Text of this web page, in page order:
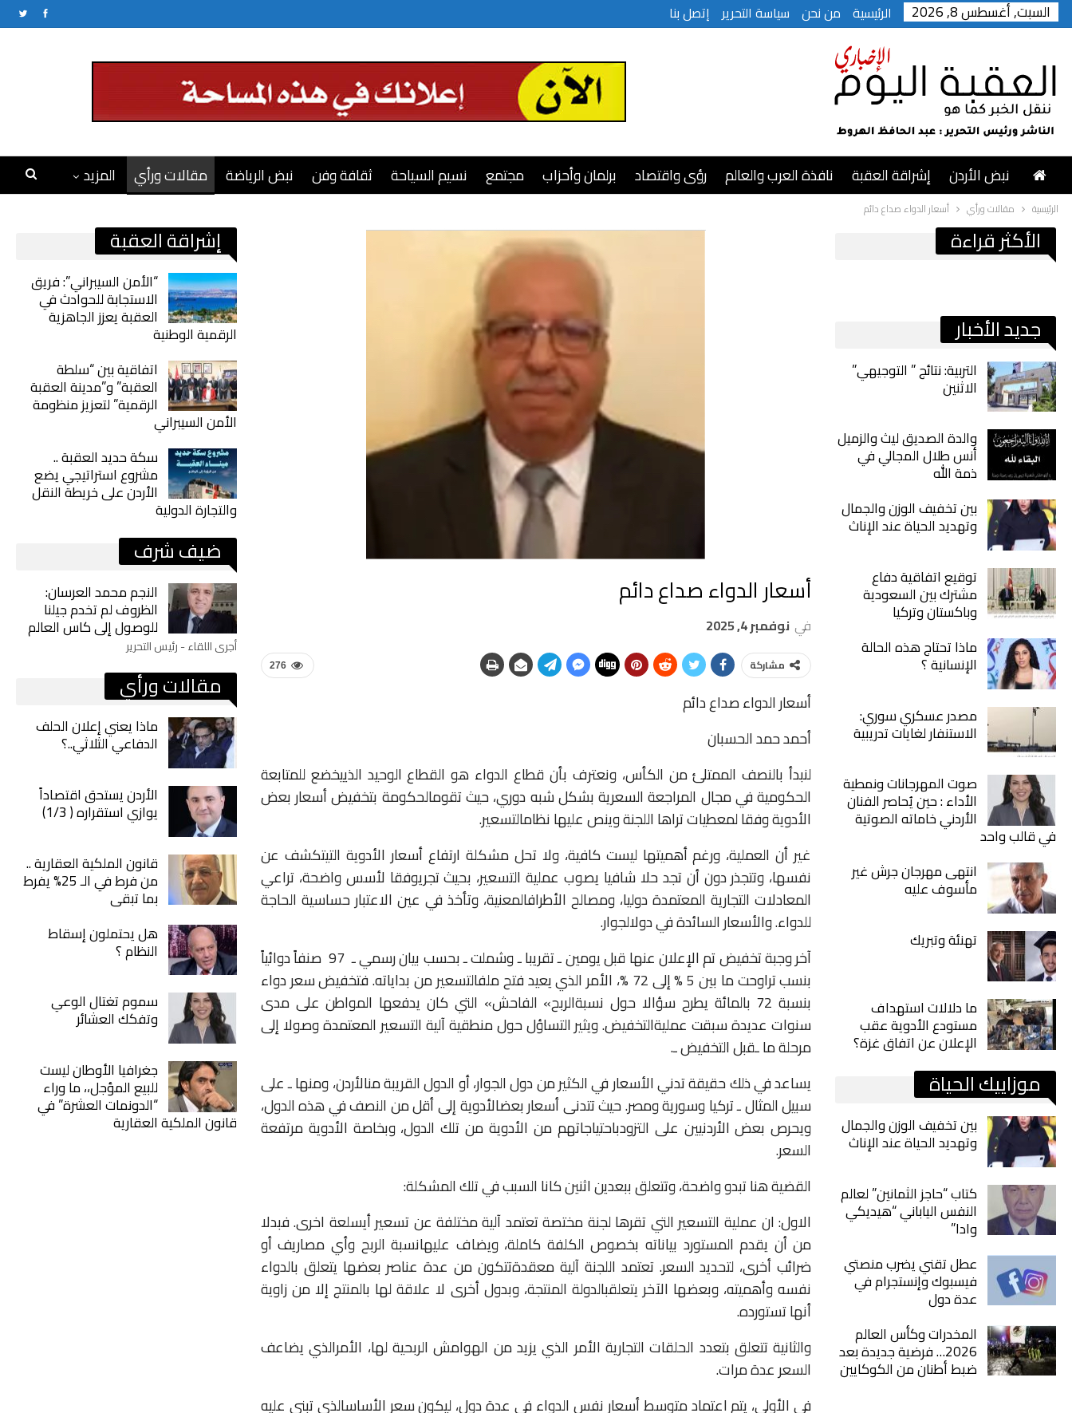
السبت, أغسطس 8, 2026 الرئيسية من نحن سياسة التحرير إتصل بنا
نبض الأردن إشراقة العقبة نافذة العرب والعالم رؤى واقتصاد برلمان وأحزاب مجتمع نسيم السياحة ثقافة وفن نبض الرياضة مقالات ورأي المزيد
الرئيسية مقالات ورأي أسعار الدواء صداع دائم
أسعار الدواء صداع دائم
في نوفمبر 4, 2025
276 مشاركة
أسعارالدواءصداعدائم
أحمدحمدالحسبان
لنبدأ بالنصف الممتلئ من الكأس، ونعترف بأن قطاع الدواء هو القطاع الوحيد الذييخضع للمتابعة
الحكوميةفيمجال المراجعةالسعريةبشكلشبهدوري،حيثتقومالحكومة بتخفيضأسعاربعض
الأدويةوفقالمعطياتتراهااللجنةوينصعليهانظامالتسعير.
غير أن العملية، ورغم أهميتها ليست كافية، ولا تحل مشكلة ارتفاع أسعار الأدوية التيتكشف عن
نفسها، وتتجذردونأنتجدحلاشافيا يصوب عملية التسعير، بحيثتجريوفقا لأسسواضحة، تراعي
المعادلات التجارية المعتمدةدوليا، ومصالح الأطرافالمعنية، وتأخذفي عين الاعتبارحساسية الحاجة
للدواء.والأسعارالسائدةفيدولالجوار.
آخروجبةتخفيضتمالإعلانعنهاقبليومينـتقريباـوشملتـبحسببيانرسميـ 97 صنفاًدوائياً
بنسبتراوحتما بين إلى ، الأمرالذييعيدفتحملفالتسعيرمنبداياته.فتخفيضسعردواء
بنسبة72 بالمائة يطرح سؤالا حول نسبةالربح» الفاحش» التي كان يدفعها المواطن على مدى
سنوات عديدةسبقت عمليةالتخفيض.ويثيرالتساؤلحولمنطقيةآليةالتسعيرالمعتمدةوصولاإلى
مرحلةماـقبلالتخفيضـ.
يساعدفيذلكحقيقةتدنيالأسعارفيالكثيرمندولالجوار،أوالدولالقريبةمنالأردن،ومنهاـعلى
سبيلالمثالـتركياوسوريةومصر.حيثتتدنىأسعاربعضالأدويةإلىأقلمنالنصففيهذهالدول،
ويحرص بعض الأردنيين على التزودباحتياجاتهم من الأدوية من تلك الدول، وبخاصة الأدوية مرتفعة
السعر.
القضيةهناتبدوواضحة،وتتعلقببعديناثنينكاناالسببفيتلكالمشكلة:
الاول:ان عملية التسعيرالتيتقرهالجنةمختصةتعتمدآليةمختلفة عنتسعيرأيسلعة اخرى.فبدلا
من أن يقدم المستورد بياناته بخصوص الكلفة كاملة، ويضاف عليهانسبة الربح وأي مصاريف أو
ضرائب أخرى، لتحديد السعر.تعتمد اللجنة آلية معقدةتتكون من عدة عناصر بعضها يتعلق بالدواء
نفسهوأهميته، وبعضها الآخريتعلقبالدولة المنتجة، وبدولأخرى لا علاقةلها بالمنتج إلامنزاوية
أنهاتستورده.
والثانيةتتعلق بتعدد الحلقات التجارية الأمر الذييزيدمن الهوامش الربحيةلها، الأمرالذييضاعف
السعرعدةمرات.
فيالأولى،يتماعتمادمتوسطأسعارنفسالدواءفي عدةدول،ليكونسعرالأساسالذيتبنى عليه
إشراقة العقبة
“الأمن السيبراني”: فريق
الاستجابة للحوادث في
العقبة يعزز الجاهزية
الرقمية الوطنية
اتفاقية بين “سلطة
العقبة” و”مدينة العقبة
الرقمية” لتعزيز منظومة
الأمن السيبراني
سكة حديد العقبة ..
مشروع استراتيجي يضع
الأردن على خريطة النقل
والتجارة الدولية
ضيف شرف
النجم محمد العرسان:
الظروف لم تخدم جيلنا
للوصول إلى كاس العالم
أجرى اللقاء - رئيس التحرير
مقالات ورأي
ماذا يعني إعلان الحلف
الدفاعي الثلاثي..؟
الأردن يستحق اقتصاداً
يوازي استقراره ( 1/3)
قانون الملكية العقارية ..
من فرط في الـ 25% يفرط
بما تبقى
هل يحتملون إسقاط
النظام ؟
سموم تغتال الوعي
وتفكك العشائر
جغرافيا الأوطان ليست
للبيع المؤجل،، ما وراء
“الدونمات العشرة” في
قانون الملكية العقارية
الأكثر قراءة
جديد الأخبار
التربية: نتائج ” التوجيهي”
الاثنين
والدة الصديق ليث والزميل
أنس طلال المجالي في
ذمة الله
بين تخفيف الوزن والجمال
وتهديد الحياة عند الإناث
توقيع اتفاقية دفاع
مشترك بين السعودية
وباكستان وتركيا
ماذا تحتاج هذه الحالة
الإنسانية ؟
مصدر عسكري سوري:
الاستنفار لغايات تدريبية
صوت المهرجانات ونمطية
الأداء : حين يُحاصر الفنان
الأردني خاماته الصوتية
في قالب واحد
انتهى مهرجان جرش غير
مأسوف عليه
تهنئة وتبريك
ما دلالات استهداف
مستودع الأدوية عقب
الإعلان عن اتفاق غزة؟
موزاييك الحياة
بين تخفيف الوزن والجمال
وتهديد الحياة عند الإناث
كتاب “حاجز الثمانين” لعالم
النفس الياباني “هيديكي
وادا”
عطل تقني يضرب منصتي
فيسبوك وإنستجرام في
عدة دول
المخدرات وكأس العالم
2026… فرضية جديدة بعد
ضبط أطنان من الكوكايين